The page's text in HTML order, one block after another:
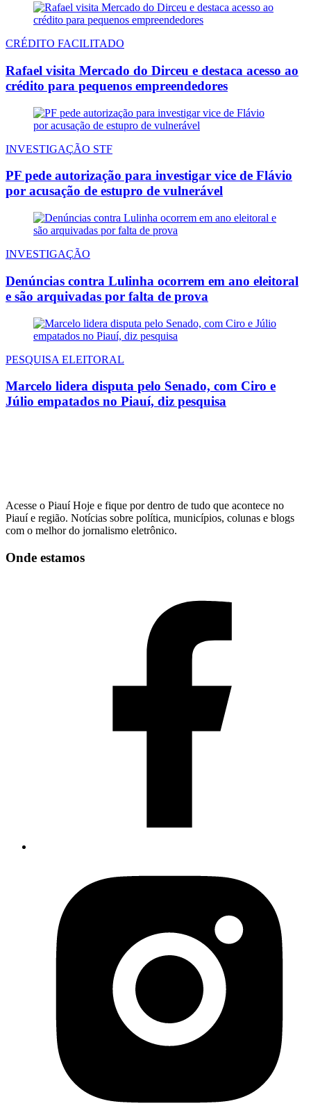
CRÉDITO FACILITADO
Rafael visita Mercado do Dirceu e destaca acesso ao
crédito para pequenos empreendedores
INVESTIGAÇÃO STF
PF pede autorização para investigar vice de Flávio
por acusação de estupro de vulnerável
INVESTIGAÇÃO
Denúncias contra Lulinha ocorrem em ano eleitoral
e são arquivadas por falta de prova
PESQUISA ELEITORAL
Marcelo lidera disputa pelo Senado, com Ciro e
Júlio empatados no Piauí, diz pesquisa
Acesse o Piauí Hoje e fique por dentro de tudo que acontece no
Piauí e região. Notícias sobre política, municípios, colunas e blogs
com o melhor do jornalismo eletrônico.
Onde estamos